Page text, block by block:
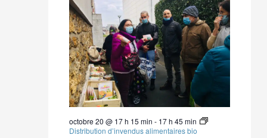
octobre 20 @ 17 h 15 min - 17 h 45 min
Distribution d’invendus alimentaires bio